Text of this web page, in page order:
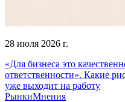
28 июля 2026 г.
«Для бизнеса это
ответственности». Какие
уже выходит на работу
РынкиМнения